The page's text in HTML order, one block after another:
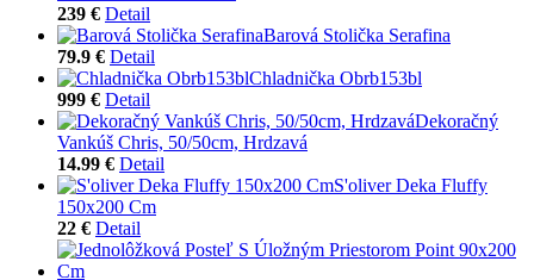
239 € Detail
Barová Stolička Serafina
79.9 € Detail
Chladnička Obrb153bl
999 € Detail
Dekoračný
Vankúš Chris, 50/50cm, Hrdzavá
14.99 € Detail
S'oliver Deka Fluffy
150x200 Cm
22 € Detail